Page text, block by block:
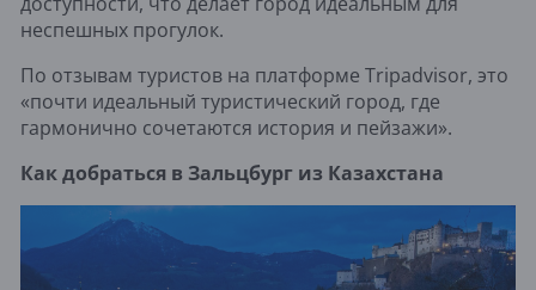
неспешных прогулок.
По отзывам туристов на платформе Tripadvisor, это
«почти идеальный туристический город, где
гармонично сочетаются история и пейзажи».
Как добраться в Зальцбург из Казахстана